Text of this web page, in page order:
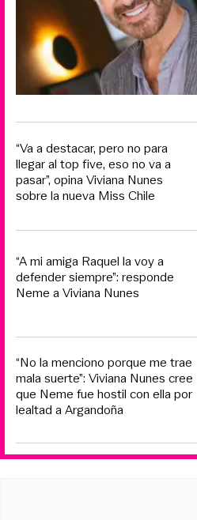
“Va a destacar, pero no para
llegar al top five, eso no va a
pasar”, opina Viviana Nunes
sobre la nueva Miss Chile
“A mi amiga Raquel la voy a
defender siempre”: responde
Neme a Viviana Nunes
“No la menciono porque me trae
mala suerte”: Viviana Nunes cree
que Neme fue hostil con ella por
lealtad a Argandoña